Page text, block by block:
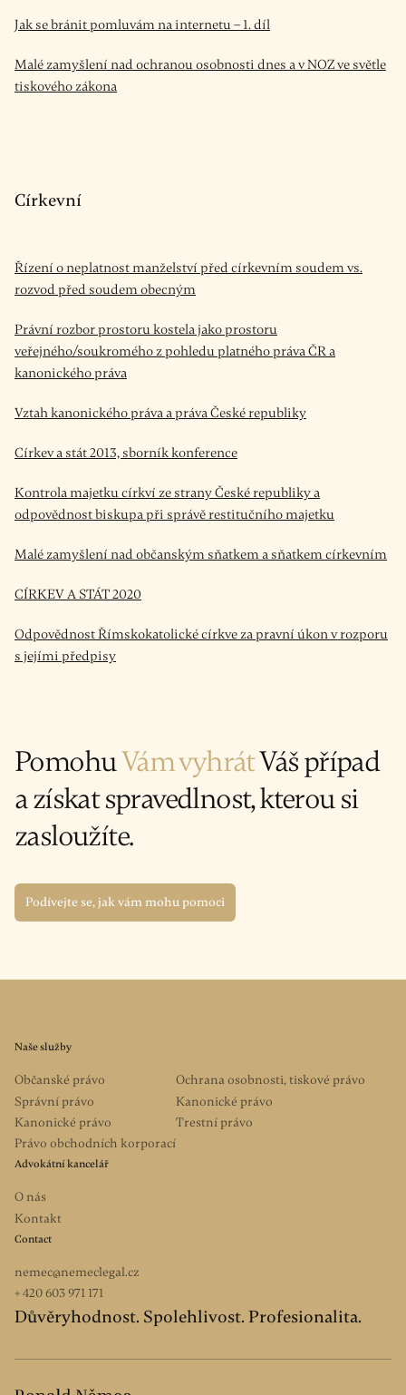
Jak se bránit pomluvám na internetu – 1. díl
Malé zamyšlení nad ochranou osobnosti dnes a v NOZ ve světle
tiskového zákona
Církevní
Řízení o neplatnost manželství před církevním soudem vs.
rozvod před soudem obecným
Právní rozbor prostoru kostela jako prostoru
veřejného/soukromého z pohledu platného práva ČR a
kanonického práva
Vztah kanonického práva a práva České republiky
Církev a stát 2013, sborník konference
Kontrola majetku církví ze strany České republiky a
odpovědnost biskupa při správě restitučního majetku
Malé zamyšlení nad občanským sňatkem a sňatkem církevním
CÍRKEV A STÁT 2020
Odpovědnost Římskokatolické církve za pravní úkon v rozporu
s jejími předpisy
PomohuVám vyhrátVáš případ
a získat spravedlnost, kterou si
zasloužíte.
Podívejte se, jak vám mohu pomoci
Naše služby
Občanské právo
Správní právo
Kanonické právo
Právo obchodních korporací
Ochrana osobnosti, tiskové právo
Kanonické právo
Trestní právo
Advokátní kancelář
O nás
Kontakt
Contact
nemec@nemeclegal.cz
+ 420 603 971 171
Důvěryhodnost. Spolehlivost. Profesionalita.